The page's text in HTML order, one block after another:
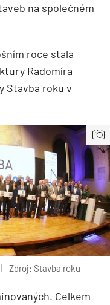
na společném
roce stala
Radomíra
Stavba roku v
| Zdroj: Stavba roku
Celkem